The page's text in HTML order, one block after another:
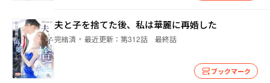
夫と子を捨てた後、私は華麗に再婚した
完結済 最近更新： 第312話 最終話
ブックマーク